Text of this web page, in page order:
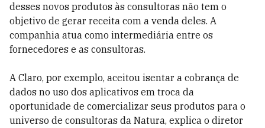
desses novos produtos às consultoras não tem o
objetivo de gerar receita com a venda deles. A
companhia atua como intermediária entre os
fornecedores e as consultoras.
A Claro, por exemplo, aceitou isentar a cobrança de
dados no uso dos aplicativos em troca da
oportunidade de comercializar seus produtos para o
universo de consultoras da Natura, explica o diretor